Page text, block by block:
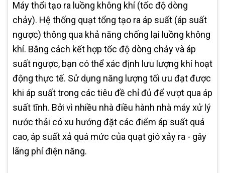
Máy thổi tạo ra luồng không khí (tốc độ dòng
chảy). Hệ thống quạt tổng tạo ra áp suất (áp suất
ngược) thông qua khả năng chống lại luồng không
khí. Bằng cách kết hợp tốc độ dòng chảy và áp
suất ngược, bạn có thể xác định lưu lượng khí hoạt
động thực tế. Sử dụng năng lượng tối ưu đạt được
khi áp suất trong các tiêu đề chỉ đủ để vượt qua áp
suất tĩnh. Bởi vì nhiều nhà điều hành nhà máy xử lý
nước thải có xu hướng đặt các điểm áp suất quá
cao, áp suất xả quá mức của quạt gió xảy ra - gây
lãng phí điện năng.